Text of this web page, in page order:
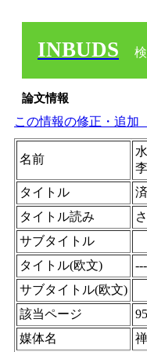
INBUDS
論文情報
この情報の修正・追加
名前
タイトル
タイトル読み
サブタイトル
タイトル(欧文)
サブタイトル(欧文)
該当ページ
媒体名